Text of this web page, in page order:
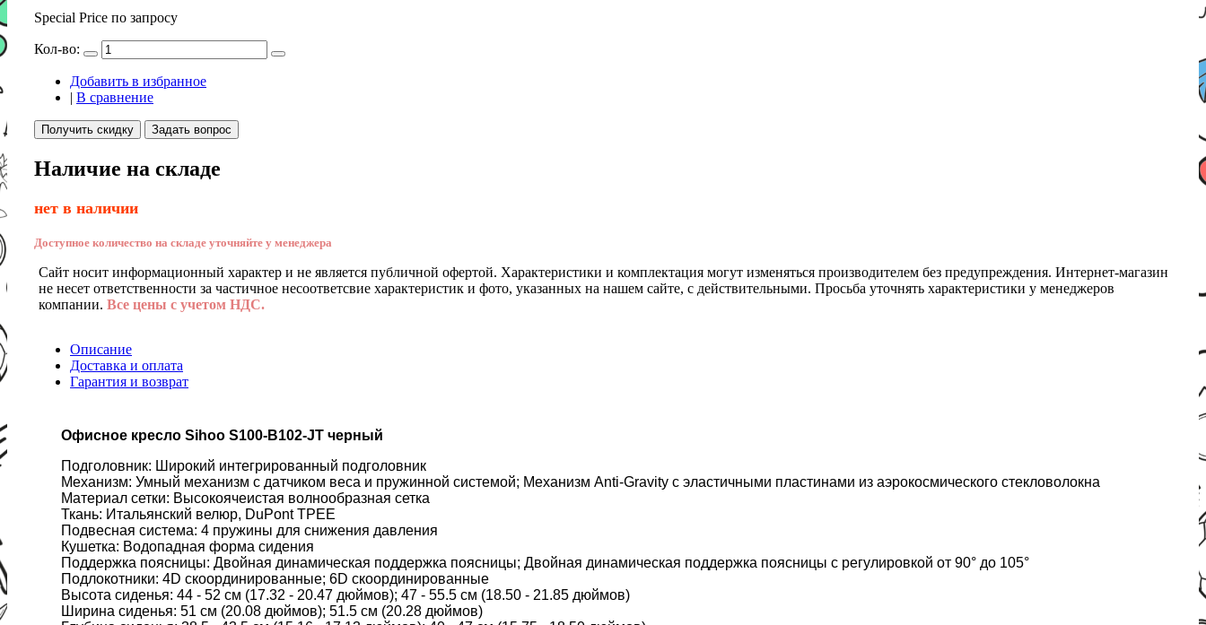
Special Price по запросу
Кол-во:
Добавить в избранное
| В сравнение
Получить скидку Задать вопрос
Наличие на складе
нет в наличии
Доступное количество на складе уточняйте у менеджера
Сайт носит информационный характер и не является публичной офертой. Характеристики и комплектация могут изменяться производителем без предупреждения. Интернет-магазин
не несет ответственности за частичное несоответсвие характеристик и фото, указанных на нашем сайте, с действительными. Просьба уточнять характеристики у менеджеров
компании. Все цены с учетом НДС.
Описание
Доставка и оплата
Гарантия и возврат
Офисное кресло Sihoo S100-B102-JT черный
Подголовник: Широкий интегрированный подголовник
Механизм: Умный механизм с датчиком веса и пружинной системой; Механизм Anti-Gravity с эластичными пластинами из аэрокосмического стекловолокна
Материал сетки: Высокоячеистая волнообразная сетка
Ткань: Итальянский велюр, DuPont TPEE
Подвесная система: 4 пружины для снижения давления
Кушетка: Водопадная форма сидения
Поддержка поясницы: Двойная динамическая поддержка поясницы; Двойная динамическая поддержка поясницы с регулировкой от 90° до 105°
Подлокотники: 4D скоординированные; 6D скоординированные
Высота сиденья: 44 - 52 см (17.32 - 20.47 дюймов); 47 - 55.5 см (18.50 - 21.85 дюймов)
Ширина сиденья: 51 см (20.08 дюймов); 51.5 см (20.28 дюймов)